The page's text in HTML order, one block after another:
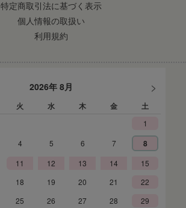
特定商取引法に基づく表示
個人情報の取扱い
利用規約
2026年 8月 >
火 水 木 金 土
1
4 5 6 7 8
11 12 13 14
15
18 19 20 21
22
25 26 27 28
29